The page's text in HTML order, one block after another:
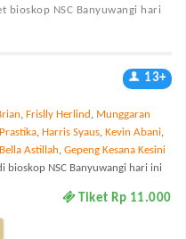
bioskop NSC Banyuwangi hari
13+
, Frislly Herlind , Munggaran
, Harris Syaus, Kevin Abani,
Bella Astillah, Gepeng Kesana Kesini
bioskop NSC Banyuwangi hari ini
Tiket Rp 11.000